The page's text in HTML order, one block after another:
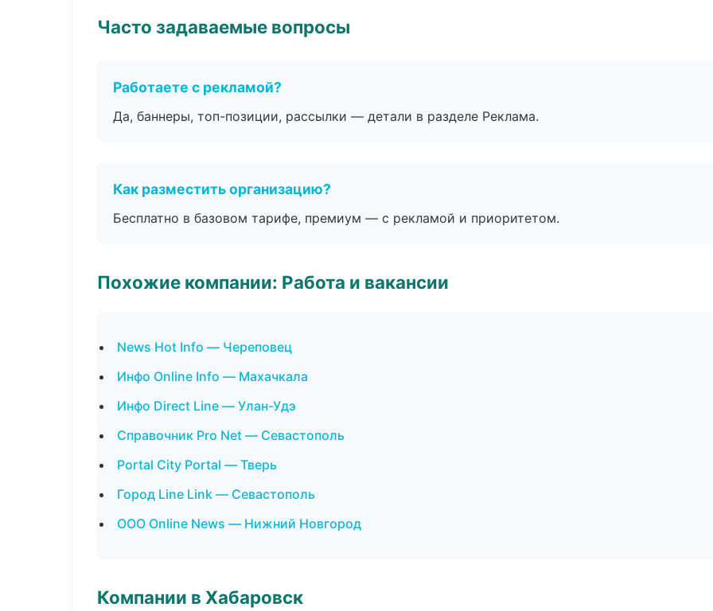
Часто задаваемые вопросы
Работаете с рекламой?
Да, баннеры, топ-позиции, рассылки — детали в разделе Реклама.
Как разместить организацию?
Бесплатно в базовом тарифе, премиум — с рекламой и приоритетом.
Похожие компании: Работа и вакансии
News Hot Info — Череповец
Инфо Online Info — Махачкала
Инфо Direct Line — Улан-Удэ
Справочник Pro Net — Севастополь
Portal City Portal — Тверь
Город Line Link — Севастополь
ООО Online News — Нижний Новгород
Компании в Хабаровск